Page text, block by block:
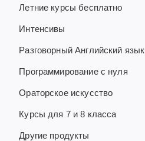
Летние курсы бесплатно
Интенсивы
Разговорный Английский язык
Программирование с нуля
Ораторское искусство
Курсы для 7 и 8 класса
Другие продукты